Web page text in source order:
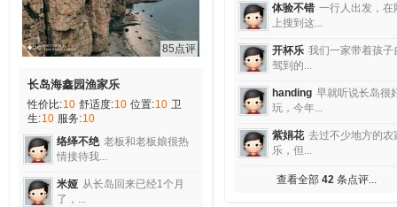
85点评
长岛海鑫园渔家乐
性价比:10 舒适度:10 位置:10 卫
生:10 服务:10
络绎不绝 老板和老板娘很热
情接待我...
米娅 从长岛回来已经1个月
了，...
体验不错 一行人出发，在
上搜到这...
开杯乐 我们一家带着孩子
驾到的...
handing 早就听说长岛很
玩，今年...
紫娟花 去过不少地方的农
乐，但...
查看全部 42条点评...